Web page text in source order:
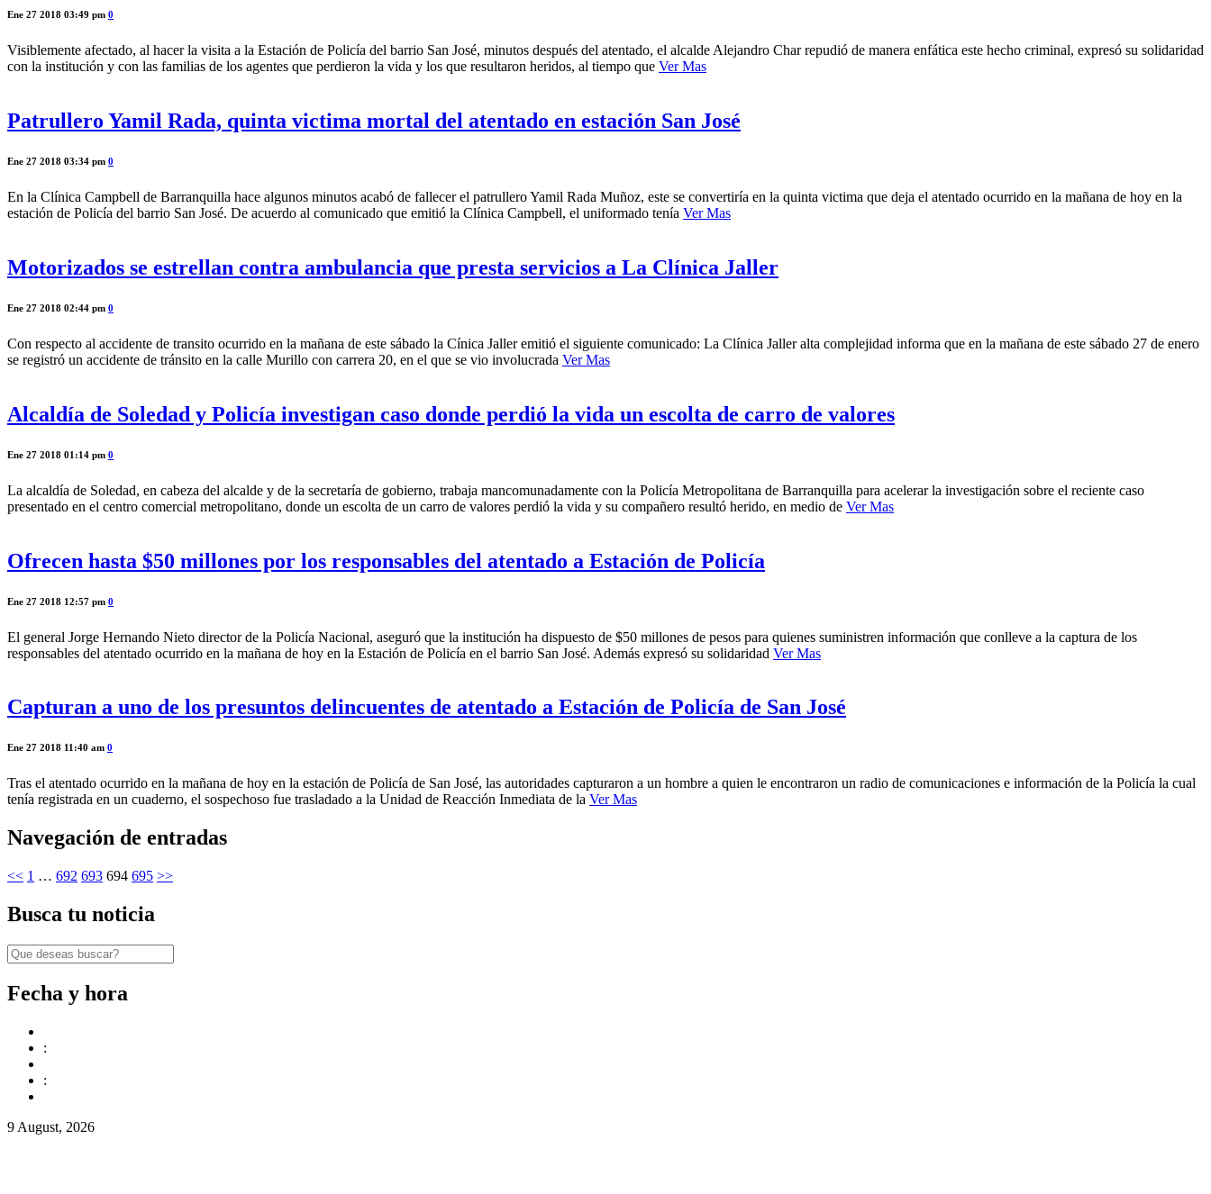
Ene 27 2018 03:49 pm 0
Visiblemente afectado, al hacer la visita a la Estación de Policía del barrio San José, minutos después del atentado, el alcalde Alejandro Char repudió de manera enfática este hecho criminal, expresó su solidaridad
con la institución y con las familias de los agentes que perdieron la vida y los que resultaron heridos, al tiempo que Ver Mas
Patrullero Yamil Rada, quinta victima mortal del atentado en estación San José
Ene 27 2018 03:34 pm 0
En la Clínica Campbell de Barranquilla hace algunos minutos acabó de fallecer el patrullero Yamil Rada Muñoz, este se convertiría en la quinta victima que deja el atentado ocurrido en la mañana de hoy en la
estación de Policía del barrio San José. De acuerdo al comunicado que emitió la Clínica Campbell, el uniformado tenía Ver Mas
Motorizados se estrellan contra ambulancia que presta servicios a La Clínica Jaller
Ene 27 2018 02:44 pm 0
Con respecto al accidente de transito ocurrido en la mañana de este sábado la Cínica Jaller emitió el siguiente comunicado: La Clínica Jaller alta complejidad informa que en la mañana de este sábado 27 de enero
se registró un accidente de tránsito en la calle Murillo con carrera 20, en el que se vio involucrada Ver Mas
Alcaldía de Soledad y Policía investigan caso donde perdió la vida un escolta de carro de valores
Ene 27 2018 01:14 pm 0
La alcaldía de Soledad, en cabeza del alcalde y de la secretaría de gobierno, trabaja mancomunadamente con la Policía Metropolitana de Barranquilla para acelerar la investigación sobre el reciente caso
presentado en el centro comercial metropolitano, donde un escolta de un carro de valores perdió la vida y su compañero resultó herido, en medio de Ver Mas
Ofrecen hasta $50 millones por los responsables del atentado a Estación de Policía
Ene 27 2018 12:57 pm 0
El general Jorge Hernando Nieto director de la Policía Nacional, aseguró que la institución ha dispuesto de $50 millones de pesos para quienes suministren información que conlleve a la captura de los
responsables del atentado ocurrido en la mañana de hoy en la Estación de Policía en el barrio San José. Además expresó su solidaridad Ver Mas
Capturan a uno de los presuntos delincuentes de atentado a Estación de Policía de San José
Ene 27 2018 11:40 am 0
Tras el atentado ocurrido en la mañana de hoy en la estación de Policía de San José, las autoridades capturaron a un hombre a quien le encontraron un radio de comunicaciones e información de la Policía la cual
tenía registrada en un cuaderno, el sospechoso fue trasladado a la Unidad de Reacción Inmediata de la Ver Mas
Navegación de entradas
<< 1 … 692 693 694 695 >>
Busca tu noticia
Fecha y hora
:
:
9 August, 2026